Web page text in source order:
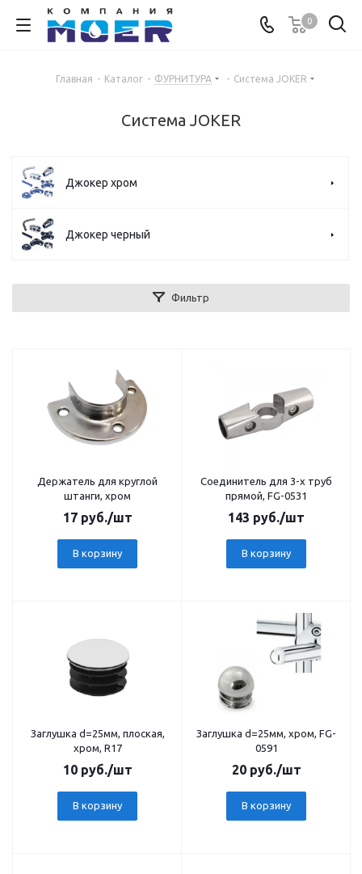
0
Главная - Каталог - ФУРНИТУРА - Система JOKER
Система JOKER
Джокер хром
Джокер черный
Фильтр
Держатель для круглой
штанги, хром
17руб./шт
В корзину
Соединитель для 3-х труб
прямой, FG-0531
143 руб./шт
В корзину
Заглушка d=25мм, плоская,
хром, R17
10руб./шт
В корзину
Заглушка d=25мм, хром, FG-
0591
20руб./шт
В корзину